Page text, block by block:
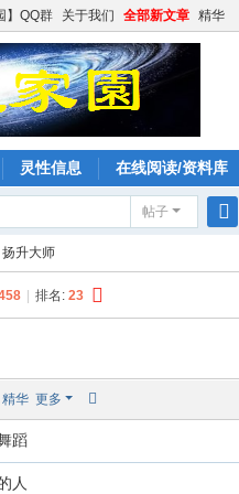
】QQ群 关于我们 全部新文章 精华
灵性信息 在线阅读/资料库
帖子
索
扬升大师
排名:23
精华 更多
蹈
人